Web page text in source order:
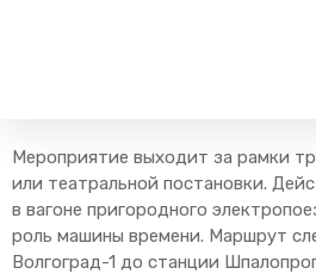
Пассажирам
Справочник
Режим работы билетных
касс
Единый номер вызова
112
Мероприятие выходит за рамки
или театральной постановки.
в вагоне пригородного
роль машины времени. Маршрут
Волгоград-1 до станции